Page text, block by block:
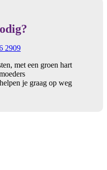
2909
met een groen hart
je graag op weg